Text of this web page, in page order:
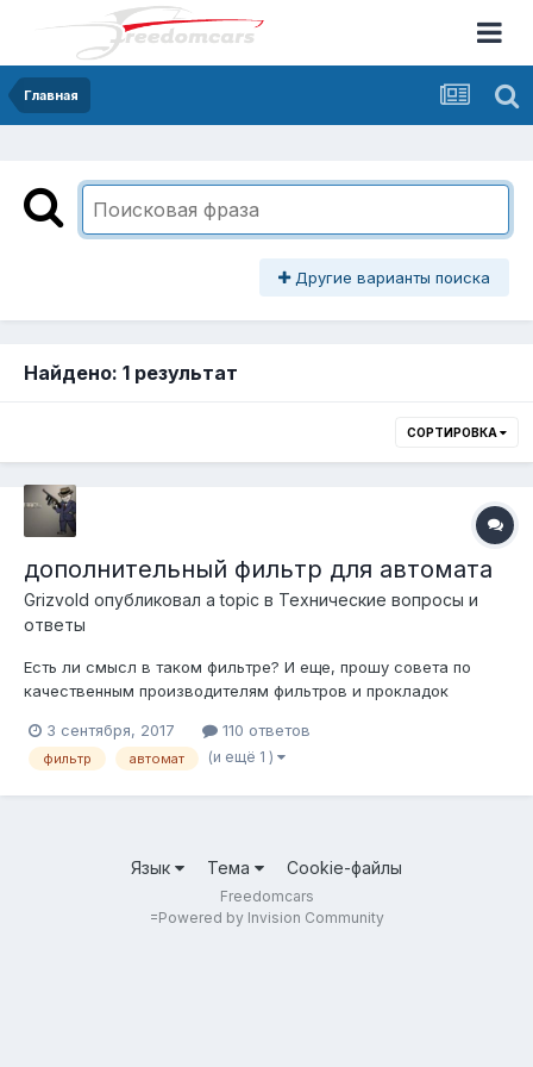
Главная
Другие варианты поиска
Найдено: 1 результат
СОРТИРОВКА
дополнительный фильтр для автомата
Grizvold опубликовал a topic в Технические вопросы и
ответы
Есть ли смысл в таком фильтре? И еще, прошу совета по
качественным производителям фильтров и прокладок
3 сентября, 2017
110 ответов
фильтр автомат (и ещё 1 )
Язык Тема Cookie-файлы
Freedomcars
=Powered by Invision Community